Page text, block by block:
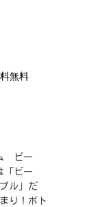
無料
ビー
「ビー
ル」だ
り！ボト